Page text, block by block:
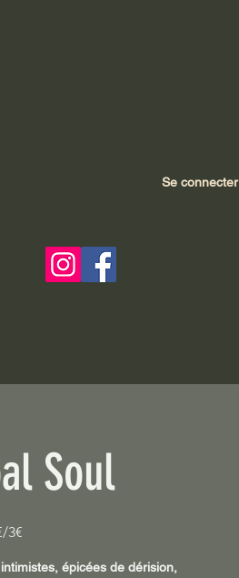
Se connecter
Soul
3€
épicées de dérision,